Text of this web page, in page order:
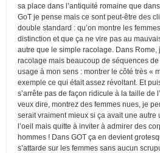
sa place dans l’antiquité romaine que
GoT je pense mais ce sont peut-être des
double standard : qu’on montre les
distinction et que ça ne vire pas au
autre que le simple racolage. Dans Rome,
racolage mais beaucoup de séquences
usage à mon sens : montrer le côté très «
exemple ce qui était assez révoltant. Et
s’arrête pas de façon ridicule à la taille de
veux dire, montrez des femmes nues, je
serait vraiment mieux si ça avait une autre
l’oeil mais quitte à inviter à admirer des
hommes ! Dans GOT ça en devient
s’attarde sur les femmes sans aucun